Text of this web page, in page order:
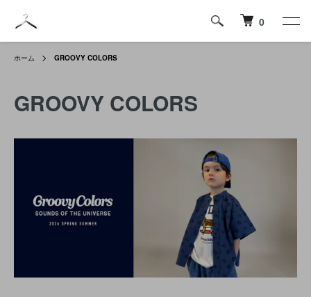
0
ホーム GROOVY COLORS
GROOVY COLORS